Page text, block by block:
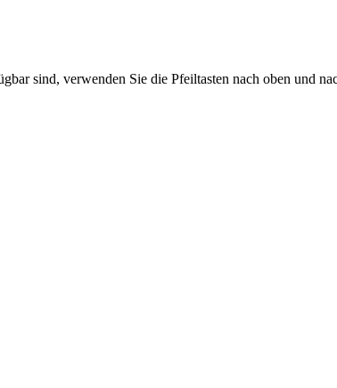
sind, verwenden Sie die Pfeiltasten nach oben und